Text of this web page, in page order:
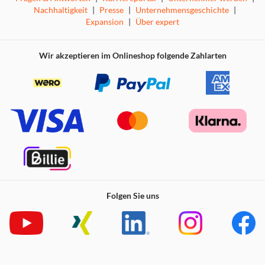
Verbindung, und der LC3-Codec wird für einen deutlich
besseren Klang unterstützt. Die Reichweite ist groß
genug, sodass Sie praktisch von überall aus im Haus
Wenn Sie noch mehr Sound wünschen, können Sie mit
viele kompatible Lautsprecher übertragen. Sie können das
System auch als Empfänger verwenden und Audio von
Einrichtung erfolgt einfach über den PartyLink-Modus in
unserer Begleit-App.
Stereolautsprecher sind direkt in das Holzgehäuse dieses
All-in-One-Mikrosystems integriert, und auf einem klaren
Nachhaltigkeit | Presse | Unternehmensgeschichte |
Expansion | Über expert
Wir akzeptieren im Onlineshop folgende Zahlarten
Folgen Sie uns